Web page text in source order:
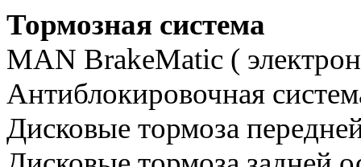
Тормозная система
MAN BrakeMatic (
Антиблокировочная
Дисковые тормоза